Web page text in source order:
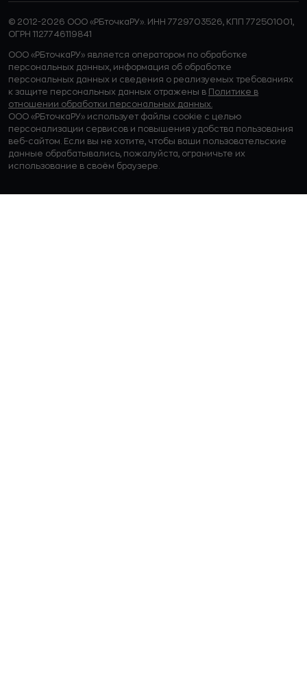
© 2012-2026 ООО «РБточкаРУ». ИНН 7729703526, КПП 772501001,
ОГРН 1127746119841
ООО «РБточкаРУ» является оператором по обработке
персональных данных, информация об обработке
персональных данных и сведения о реализуемых требованиях
к защите персональных данных отражены в
Политике в
отношении обработки персональных данных.
ООО «РБточкаРУ» использует файлы cookie с целью
персонализации сервисов и повышения удобства пользования
веб-сайтом. Если вы не хотите, чтобы ваши пользовательские
данные обрабатывались, пожалуйста, ограничьте их
использование в своём браузере.